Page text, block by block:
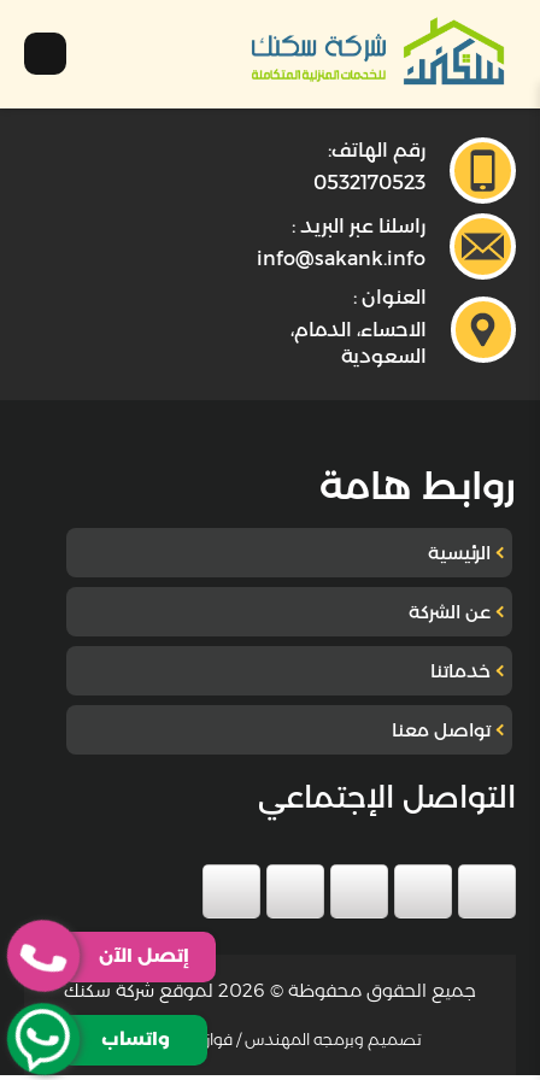
رقم الهاتف:
0532170523
راسلنا عبر البريد :
info@sakank.info
العنوان :
الاحساء، الدمام،
السعودية
روابط هامة
الرئيسية
عن الشركة
خدماتنا
تواصل معنا
التواصل الإجتماعي
جميع الحقوق محفوظة © 2026 لموقع شركة سكنك
تصميم وبرمجه المهندس / فواز جمعة
إتصل الآن
واتساب